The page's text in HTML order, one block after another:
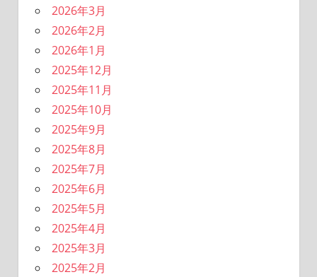
2026年3月
2026年2月
2026年1月
2025年12月
2025年11月
2025年10月
2025年9月
2025年8月
2025年7月
2025年6月
2025年5月
2025年4月
2025年3月
2025年2月